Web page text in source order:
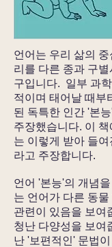
언어는 우리 삶의
리를 다른 종과 구
구입니다. 일부 과
적이며 태어날 때부
된 독특한 인간 '본
주장했습니다. 이
는 이렇게 받아 들
라고 주장합니다.
언어 '본능'의 개념
는 언어가 다른 동
관련이 있음을 보여
청난 다양성을 보여
난 '보편적인' 문법